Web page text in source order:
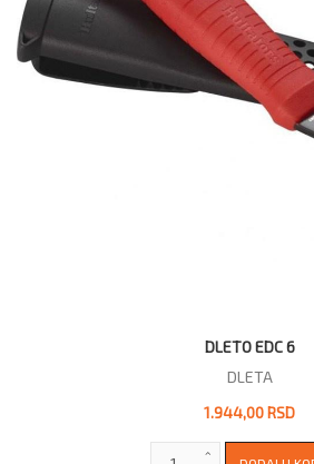
DLETO EDC 6
DLETA
1.944,00 RSD